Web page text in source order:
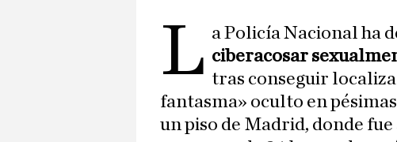
L a Policía Nacional ha
ciberacosar
tras conseguir
fantasma» oculto en
un piso de Madrid, donde